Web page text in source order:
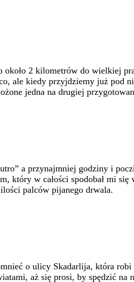
2 kilometrów do wielkiej
ale kiedy przyjdziemy już pod
jedna na drugiej
a przynajmniej godziny i
który w całości spodobał mi
palców pijanego drwala.
o ulicy Skadarlija, która robi
aż się prosi, by spędzić